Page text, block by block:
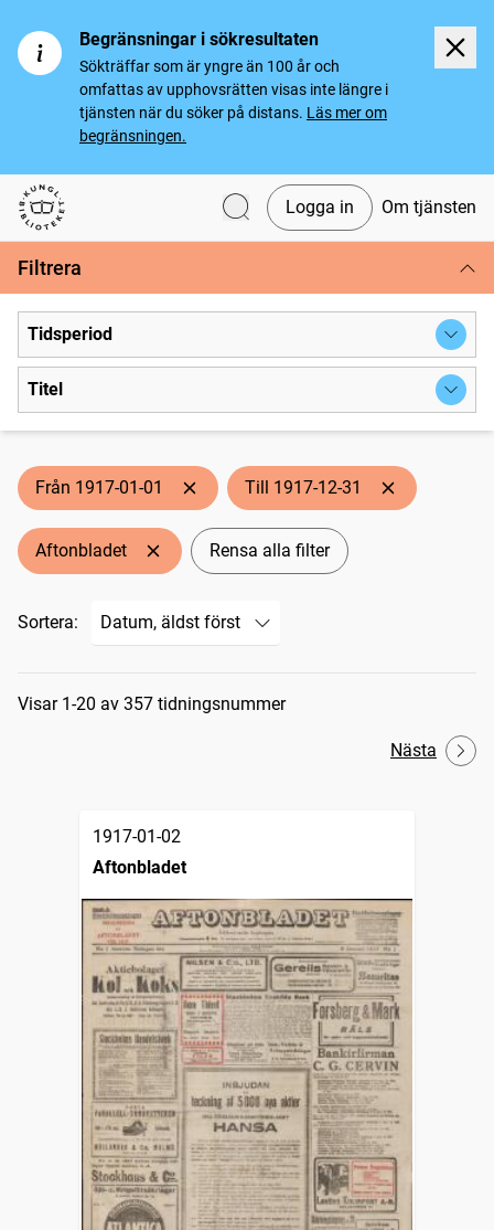
Begränsningar i sökresultaten
Sökträffar som är yngre än 100 år och
omfattas av upphovsrätten visas inte längre i
tjänsten när du söker på distans. Läs mer om
begränsningen.
Svenska tidningar
Logga in Om tjänsten
Filtrera
Tidsperiod
Titel
Från 1917-01-01 Till 1917-12-31
Aftonbladet Rensa alla filter
Sortera:
Sökresultat
Visar 1-20 av 357 tidningsnummer
Nästa
1917-01-02
Aftonbladet